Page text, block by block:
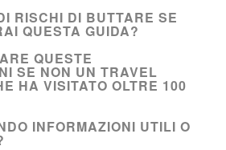
RISCHI DI BUTTARE SE
QUESTA GUIDA?
QUESTE
SE NON UN TRAVEL
HA VISITATO OLTRE 100
INFORMAZIONI UTILI O